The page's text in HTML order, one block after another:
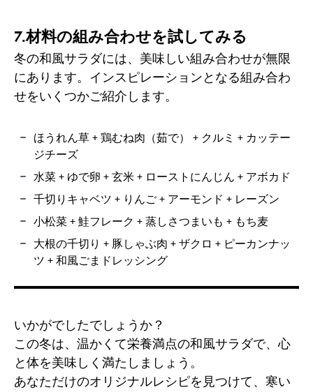
7.材料の組み合わせを試してみる
冬の和風サラダには、美味しい組み合わせが無限
にあります。インスピレーションとなる組み合わ
せをいくつかご紹介します。
ほうれん草 + 鶏むね肉（茹で） + クルミ + カッテー
ジチーズ
水菜 + ゆで卵 + 玄米 + ローストにんじん + アボカド
千切りキャベツ + りんご + アーモンド + レーズン
小松菜 + 鮭フレーク + 蒸しさつまいも + もち麦
大根の千切り + 豚しゃぶ肉 + ザクロ + ピーカンナッ
ツ + 和風ごまドレッシング
いかがでしたでしょうか？
この冬は、温かくて栄養満点の和風サラダで、心
と体を美味しく満たしましょう。
あなただけのオリジナルレシピを見つけて、寒い